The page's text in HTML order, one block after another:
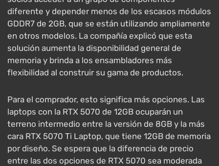
diferente y depender menos de los escasos módulos
GDDR7 de 2GB, que se están utilizando ampliamente
en otros modelos. La compañía explicó que esta
solución aumenta la disponibilidad general de
memoria y brinda a los ensambladores más
flexibilidad al construir su gama de productos.
Para el comprador, esto significa más opciones. Las
laptops con la RTX 5070 de 12GB ocuparán un
terreno intermedio entre la versión de 8GB y la más
cara RTX 5070 Ti Laptop, que tiene 12GB de memoria
por diseño. Se espera que la diferencia de precio
entre las dos opciones de RTX 5070 sea moderada